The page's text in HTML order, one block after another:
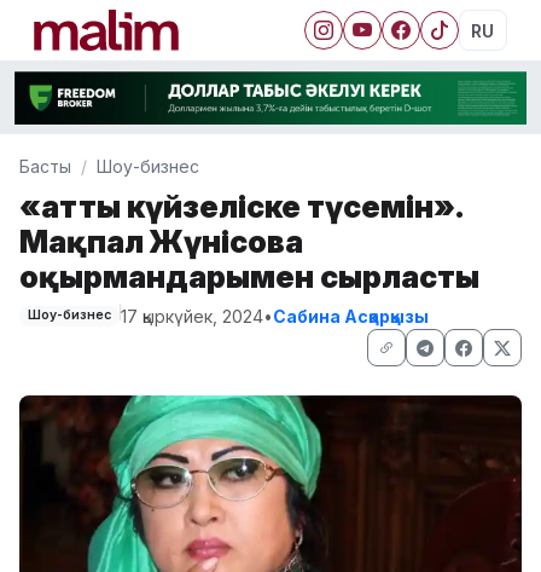
RU
Басты Шоу-бизнес
«Қатты күйзеліске түсемін».
Мақпал Жүнісова
оқырмандарымен сырласты
Шоу-бизнес 17 қыркүйек, 2024•Сабина Асқарқызы